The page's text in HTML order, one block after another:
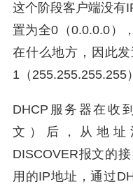
这个阶段客户端没有
置为全0（0.0.0.0）
在什么地方，因此
1（255.255.255.255
DHCP服务器在收
文）后，从地址
DISCOVER报文的
用的IP地址，通过